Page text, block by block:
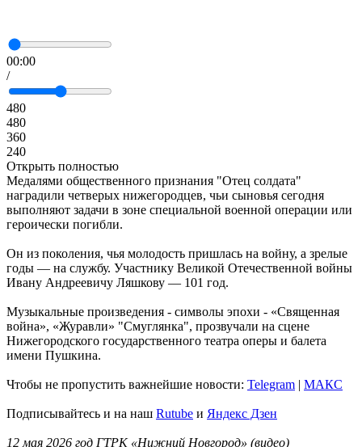
00:00
/
480
480
360
240
Открыть полностью
Медалями общественного признания "Отец солдата"
наградили четверых нижегородцев, чьи сыновья сегодня
выполняют задачи в зоне специальной военной операции или
героически погибли.
Он из поколения, чья молодость пришлась на войну, а зрелые
годы — на службу. Участнику Великой Отечественной войны
Ивану Андреевичу Ляшкову — 101 год.
Музыкальные произведения - символы эпохи - «Священная
война», «Журавли» "Смуглянка", прозвучали на сцене
Нижегородского государственного театра оперы и балета
имени Пушкина.
Чтобы не пропустить важнейшие новости: Telegram | MAКС
Подписывайтесь и на наш Rutube и Яндекс Дзен
12 мая 2026 год ГТРК «Нижний Новгород» (видео)